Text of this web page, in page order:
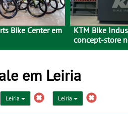
Bike Center em
KTM Bike
concept-store
em Leiria
Leiria Leiria